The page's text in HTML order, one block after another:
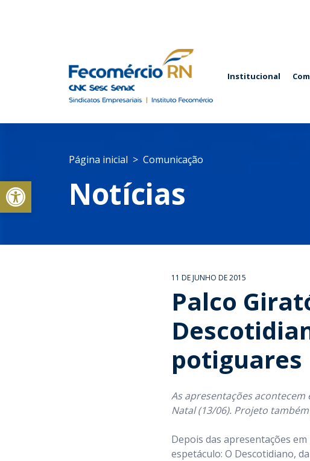
Abrir a barra de ferramentas
Institucional
Página inicial Comunicação
Notícias
11 DE JUNHO DE 2015
Palco
potiguares
As apresentações acontecem
Natal (13/06). Projeto
Depois das apresentações
espetáculo: O Descotidiano,